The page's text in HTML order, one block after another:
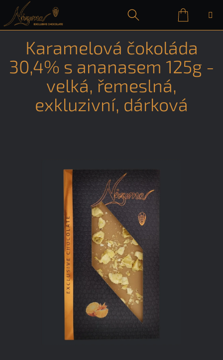
obsah
HledatPřihlášeníNákupní
košík
Karamelová čokoláda
30,4% s ananasem 125g -
velká, řemeslná,
exkluzivní, dárková